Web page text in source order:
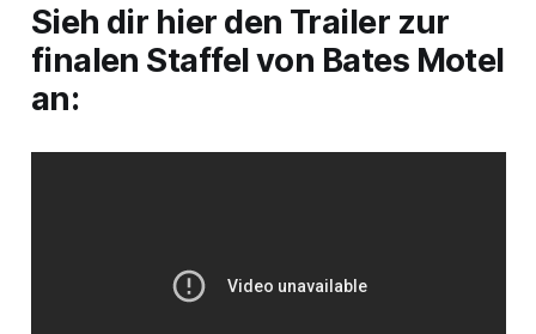
Sieh dir hier den Trailer zur
finalen Staffel von Bates Motel
an: